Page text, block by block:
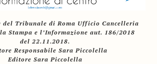
del Tribunale di Roma Ufficio Cancelleria
Stampa e l’Informazione aut. 186/2018
del 22.11.2018.
Responsabile Sara Piccolella
Editore Sara Piccolella